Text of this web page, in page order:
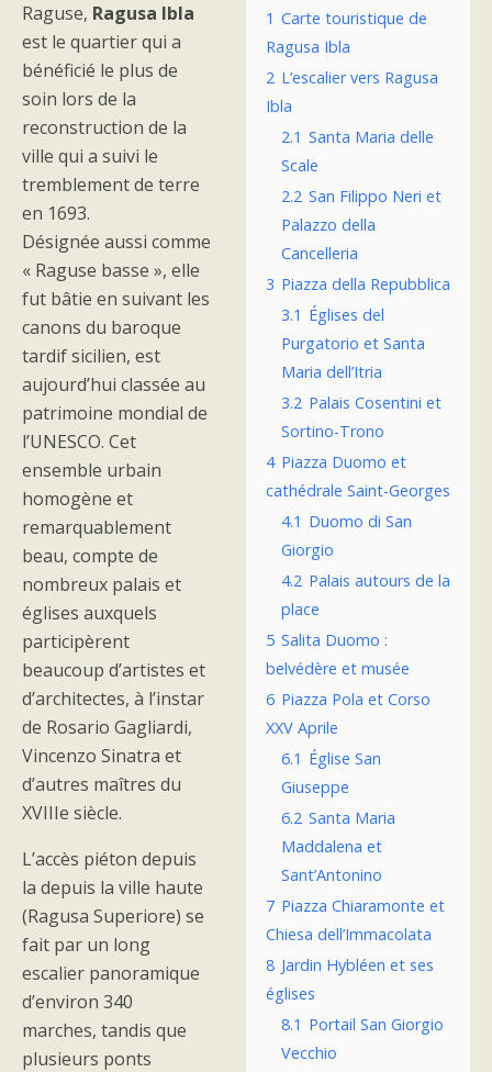
1 Carte touristique de
Ragusa Ibla
2 L’escalier vers Ragusa
Ibla
2.1 Santa Maria delle
Scale
2.2 San Filippo Neri et
Palazzo della
Cancelleria
3 Piazza della Repubblica
3.1 Églises del
Purgatorio et Santa
Maria dell’Itria
3.2 Palais Cosentini et
Sortino-Trono
4 Piazza Duomo et
cathédrale Saint-Georges
4.1 Duomo di San
Giorgio
4.2 Palais autours de la
place
5 Salita Duomo :
belvédère et musée
6 Piazza Pola et Corso
XXV Aprile
6.1 Église San
Giuseppe
6.2 Santa Maria
Maddalena et
Sant’Antonino
7 Piazza Chiaramonte et
Chiesa dell’Immacolata
8 Jardin Hybléen et ses
églises
8.1 Portail San Giorgio
Vecchio
Raguse, Ragusa Ibla
est le quartier qui a
bénéficié le plus de
soin lors de la
reconstruction de la
ville qui a suivi le
tremblement de terre
en 1693.
Désignée aussi comme
« Raguse basse », elle
fut bâtie en suivant les
canons du baroque
tardif sicilien, est
aujourd’hui classée au
patrimoine mondial de
l’UNESCO. Cet
ensemble urbain
homogène et
remarquablement
beau, compte de
nombreux palais et
églises auxquels
participèrent
beaucoup d’artistes et
d’architectes, à l’instar
de Rosario Gagliardi,
Vincenzo Sinatra et
d’autres maîtres du
XVIIIe siècle.
L’accès piéton depuis
la depuis la ville haute
(Ragusa Superiore) se
fait par un long
escalier panoramique
d’environ 340
marches, tandis que
plusieurs ponts